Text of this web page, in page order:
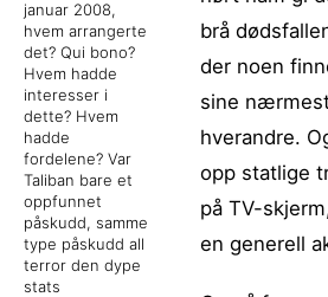
januar 2008,
hvem arrangerte
det? Qui bono?
Hvem hadde
interesser i
dette? Hvem
hadde
fordelene? Var
Taliban bare et
oppfunnet
påskudd, samme
type påskudd all
terror den dype
stats
brå
der noen
sine
hverandre.
opp statlige
på TV-
en generell